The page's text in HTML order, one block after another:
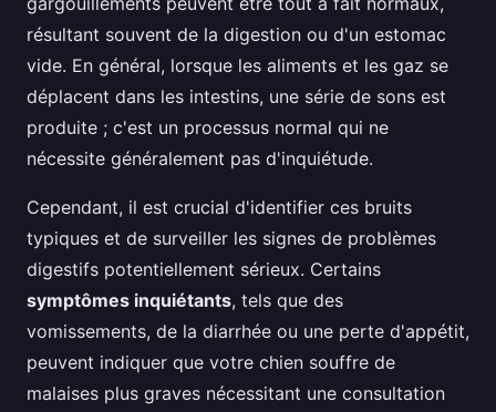
résultant souvent de la digestion ou d'un estomac
vide. En général, lorsque les aliments et les gaz se
déplacent dans les intestins, une série de sons est
produite ; c'est un processus normal qui ne
nécessite généralement pas d'inquiétude.
Cependant, il est crucial d'identifier ces bruits
typiques et de surveiller les signes de problèmes
digestifs potentiellement sérieux. Certains
symptômes inquiétants, tels que des
vomissements, de la diarrhée ou une perte d'appétit,
peuvent indiquer que votre chien souffre de
malaises plus graves nécessitant une consultation